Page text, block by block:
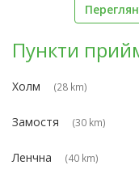
Пункти
Холм (28 km)
Замостя (30 km)
Ленчна (40 km)